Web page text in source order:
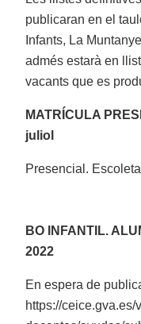
publicaran en el
Infants, La
admés estarà en
vacants que es
MATRÍCULA
juliol
Presencial.
BO INFANTIL.
2022
En espera de
https://ceice.gva.es/